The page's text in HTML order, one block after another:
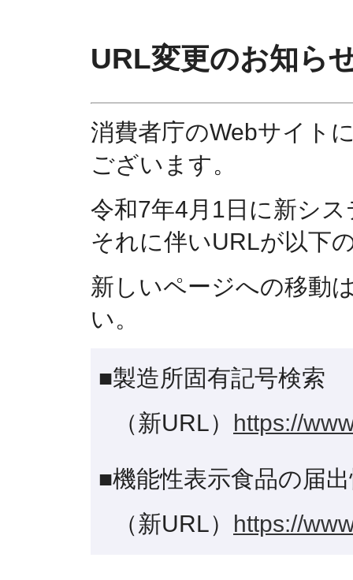
URL変更のお知ら
消費者庁のWebサイト
ございます。
令和7年4月1日に新シ
それに伴いURLが以下
新しいページへの移動
い。
■製造所固有記号検索
（新URL） https://
■機能性表示食品の届
（新URL） https://